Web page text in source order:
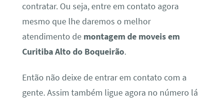
contratar. Ou seja, entre em contato agora
mesmo que lhe daremos o melhor
atendimento de montagem de moveis em
Curitiba Alto do Boqueirão.
Então não deixe de entrar em contato com a
gente. Assim também ligue agora no número lá